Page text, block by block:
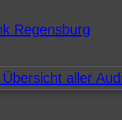
aller